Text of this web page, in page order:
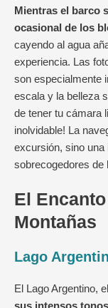
Mientras el barco
ocasional de los
cayendo al agua
experiencia. Las
son especialmente
escala y la belleza
de tener tu cámara
inolvidable! La
excursión, sino una
sobrecogedores de
El
Montañas
Lago
El Lago Argentino,